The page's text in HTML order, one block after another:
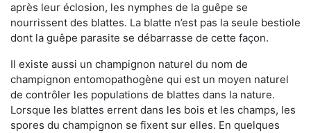
après leur éclosion, les nymphes de la guêpe se
nourrissent des blattes. La blatte n’est pas la seule bestiole
dont la guêpe parasite se débarrasse de cette façon.
Il existe aussi un champignon naturel du nom de
champignon entomopathogène qui est un moyen naturel
de contrôler les populations de blattes dans la nature.
Lorsque les blattes errent dans les bois et les champs, les
spores du champignon se fixent sur elles. En quelques